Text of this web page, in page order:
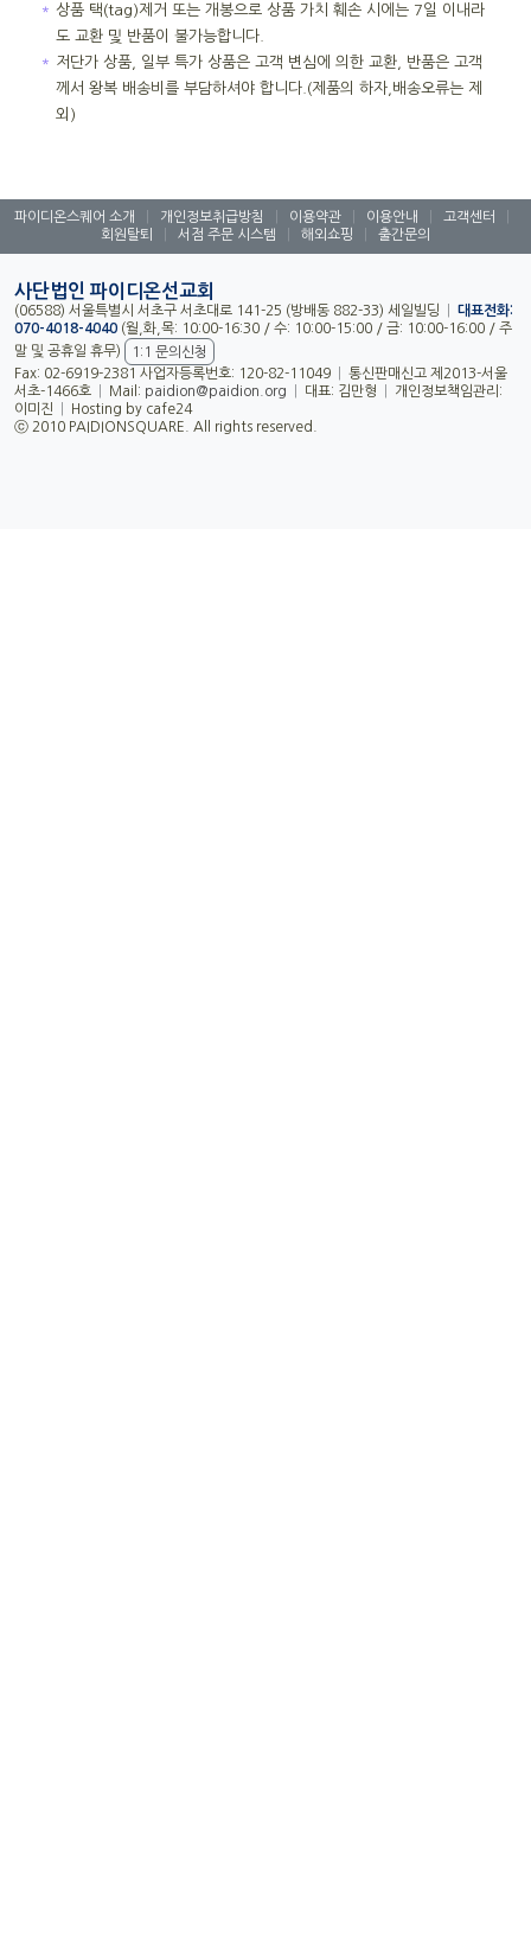
＊ 상품 택(tag)제거 또는 개봉으로 상품 가치 훼손 시에는 7일 이내라
도 교환 및 반품이 불가능합니다.
＊ 저단가 상품, 일부 특가 상품은 고객 변심에 의한 교환, 반품은 고객
께서 왕복 배송비를 부담하셔야 합니다.(제품의 하자,배송오류는 제
외)
파이디온스퀘어 소개 개인정보취급방침 이용약관 이용안내 고객센터
회원탈퇴
서점 주문 시스템 해외쇼핑 출간문의
사단법인 파이디온선교회
(06588) 서울특별시 서초구 서초대로 141-25 (방배동 882-33) 세일빌딩
대표전화:
070-4018-4040 (월,화,목: 10:00-16:30 / 수: 10:00-15:00 / 금: 10:00-16:00 / 주
말 및 공휴일 휴무)
1:1 문의신청
Fax: 02-6919-2381 사업자등록번호: 120-82-11049
통신판매신고 제2013-서울
서초-1466호
Mail: paidion@paidion.org 대표: 김만형
개인정보책임관리:
이미진
Hosting by cafe24
ⓒ 2010 PAIDIONSQUARE. All rights reserved.